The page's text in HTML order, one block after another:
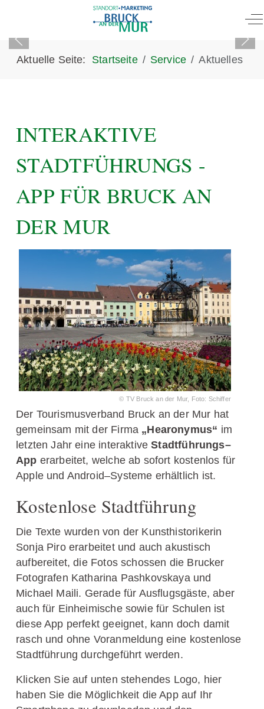
Aktuelle Seite: Startseite Service Aktuelles
INTERAKTIVE
STADTFÜHRUNGS -
APP FÜR BRUCK AN
DER MUR
© TV Bruck an der Mur, Foto: Schiffer
Der Tourismusverband Bruck an der Mur hat
gemeinsam mit der Firma „Hearonymus“ im
letzten Jahr eine interaktiveStadtführungs–
App erarbeitet, welche ab sofort kostenlos für
Apple und Android–Systeme erhältlich ist.
Kostenlose Stadtführung
Die Texte wurden von der Kunsthistorikerin
Sonja Piro erarbeitet und auch akustisch
aufbereitet, die Fotos schossen die Brucker
Fotografen Katharina Pashkovskaya und
Michael Maili. Gerade für Ausflugsgäste, aber
auch für Einheimische sowie für Schulen ist
diese App perfekt geeignet, kann doch damit
rasch und ohne Voranmeldung eine kostenlose
Stadtführung durchgeführt werden.
Klicken Sie auf unten stehendes Logo, hier
haben Sie die Möglichkeit die App auf Ihr